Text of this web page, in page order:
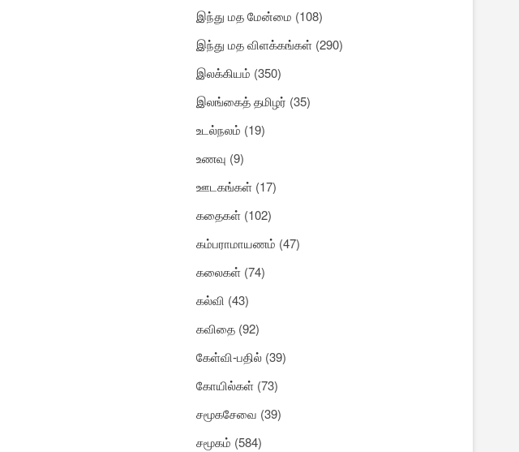
இந்து மத மேன்மை (108)
இந்து மத விளக்கங்கள் (290)
இலக்கியம் (350)
இலங்கைத் தமிழர் (35)
உடல்நலம் (19)
உணவு (9)
ஊடகங்கள் (17)
கதைகள் (102)
கம்பராமாயணம் (47)
கலைகள் (74)
கல்வி (43)
கவிதை (92)
கேள்வி-பதில் (39)
கோயில்கள் (73)
சமூகசேவை (39)
சமூகம் (584)